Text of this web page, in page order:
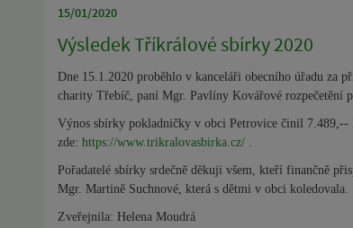
15/01/2020
Výsledek Tříkrálové sbírky 2020
Dne 15.1.2020 proběhlo v kanceláři obecního úřadu za
charity Třebíč, paní Mgr. Pavlíny Kovářové rozpečetění
Výnos sbírky pokladničky v obci Petrovice činil
zde: https://www.trikralovasbirka.cz/ .
Pořadatelé sbírky srdečně děkuji všem, kteří finančně
Mgr. Martině Suchnové, která s dětmi v obci koledovala.
Zveřejnila: Helena Moudrá